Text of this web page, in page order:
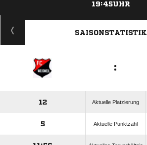
19:45UHR
ANZEIGE
SAISONSTATISTIK
:
12 Aktuelle Platzierung
5 Aktuelle Punktzahl